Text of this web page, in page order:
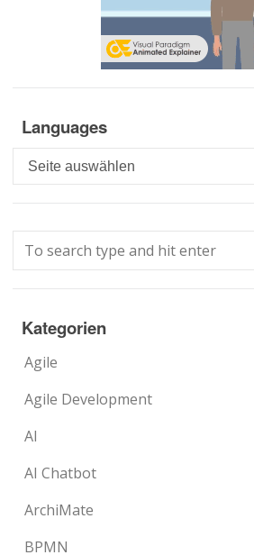
Languages
Languages
Kategorien
Agile
Agile Development
AI
AI Chatbot
ArchiMate
BPMN